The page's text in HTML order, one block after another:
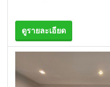
ดูรายละเอียด